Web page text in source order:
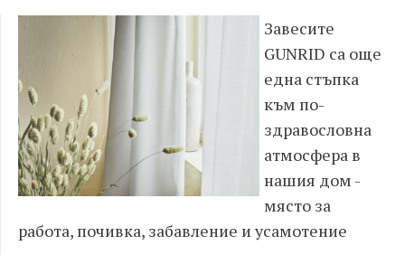
Завесите
GUNRID са още
една стъпка
към по-
здравословна
атмосфера в
нашия дом -
място за
работа, почивка, забавление и усамотение